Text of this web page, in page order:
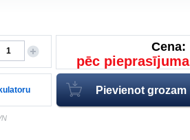
Cena:
pēc pieprasījuma